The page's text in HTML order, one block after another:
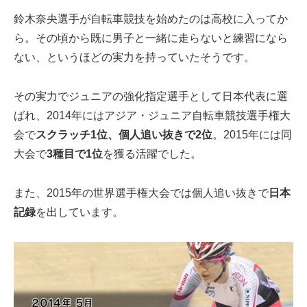
鈴木奈央選手が自転車競技を始めたのは高校に入ってか
ら。その頃から既に男子と一緒に走らないと練習になら
ない、というほどの実力を持っていたそうです。
その実力でジュニアの強化指定選手として日本代表に選
ばれ、2014年にはアジア・ジュニア自転車競技選手権大
会でスクラッチ1位、個人追い抜きで2位。2015年には同
大会で3種目で1位を獲る活躍でした。
また、2015年の世界選手権大会では個人追い抜きで 日本
記録を出しています。